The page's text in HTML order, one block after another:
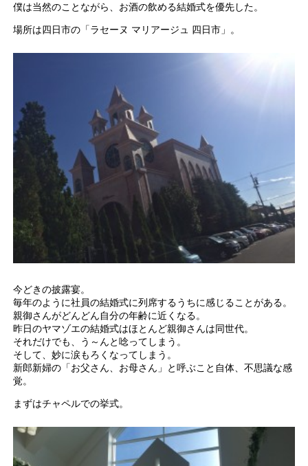
僕は当然のことながら、お酒の飲める結婚式を優先した。
場所は四日市の「ラセーヌ マリアージュ 四日市」。
今どきの披露宴。
毎年のように社員の結婚式に列席するうちに感じることがある。
親御さんがどんどん自分の年齢に近くなる。
昨日のヤマゾエの結婚式はほとんど親御さんは同世代。
それだけでも、う～んと唸ってしまう。
そして、妙に涙もろくなってしまう。
新郎新婦の「お父さん、お母さん」と呼ぶこと自体、不思議な感
覚。
まずはチャペルでの挙式。